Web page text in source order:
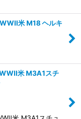
米 M18 ヘルキ
米 M3A1スチ